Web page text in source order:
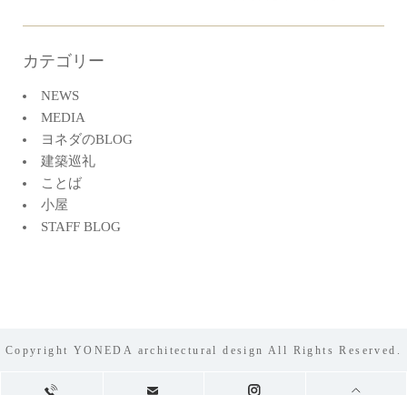
カテゴリー
NEWS
MEDIA
ヨネダのBLOG
建築巡礼
ことば
小屋
STAFF BLOG
Copyright YONEDA architectural design All Rights Reserved.